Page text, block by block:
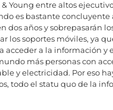
Young entre altos
es bastante concluyente
dos años y sobrepasarán
los soportes móviles, ya
acceder a la información y
más personas con
y electricidad. Por eso
todo el statu quo de la